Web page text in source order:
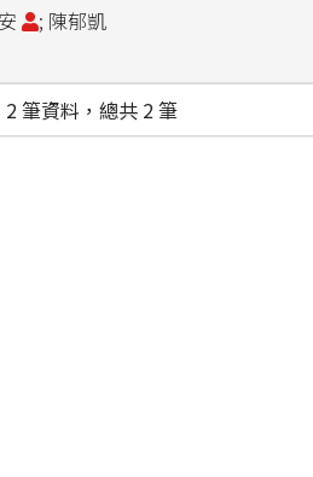
; 陳郁凱
2 筆資料，總共 2 筆